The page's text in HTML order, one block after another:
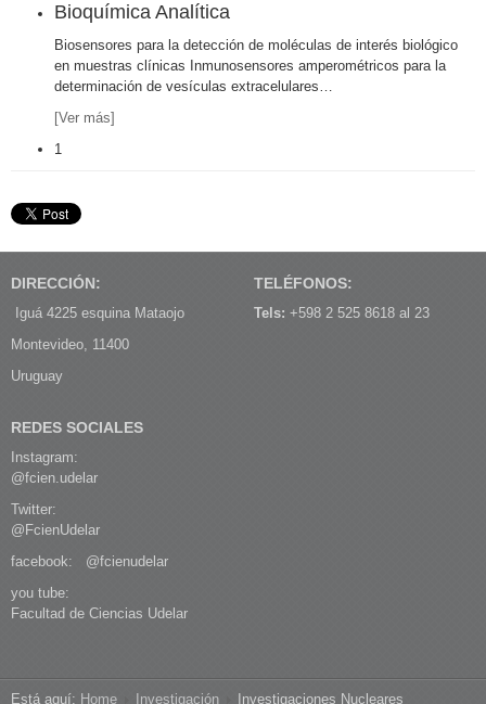
Bioquímica Analítica
Biosensores para la detección de moléculas de interés biológico
en muestras clínicas Inmunosensores amperométricos para la
determinación de vesículas extracelulares…
[Ver más]
1
DIRECCIÓN:
Iguá 4225 esquina Mataojo
Montevideo, 11400
Uruguay
TELÉFONOS:
Tels: +598 2 525 8618 al 23
REDES SOCIALES
Instagram:
@fcien.udelar
Twitter:
@FcienUdelar
facebook: @fcienudelar
you tube:
Facultad de Ciencias Udelar
Está aquí: Home Investigación Investigaciones Nucleares